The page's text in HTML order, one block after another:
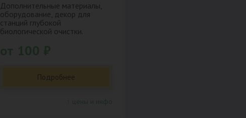
Дополнительные материалы,
оборудование, декор для
станций глубокой
биологической очистки.
Подробнее